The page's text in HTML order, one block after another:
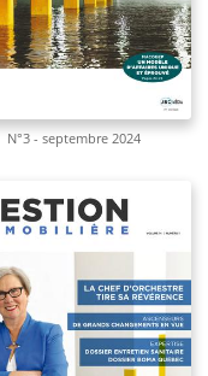
N°3 - septembre 2024